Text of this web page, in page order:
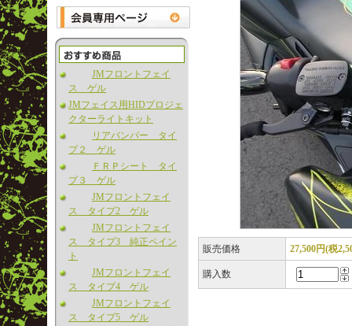
JMフロントフェイ
ス ゲル
JMフェイス用HIDプロジェ
クターライトキット
リアバンパー タイ
プ２ ゲル
ＦＲＰシート タイ
プ３ ゲル
JMフロントフェイ
ス タイプ2 ゲル
JMフロントフェイ
ス タイプ3 純正ペイン
ト
JMフロントフェイ
ス タイプ4 ゲル
JMフロントフェイ
ス タイプ5 ゲル
販売価格 27,500円(税
購入数